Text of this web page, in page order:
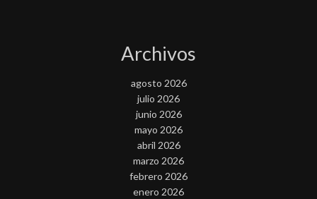
Archivos
agosto 2026
julio 2026
junio 2026
mayo 2026
abril 2026
marzo 2026
febrero 2026
enero 2026